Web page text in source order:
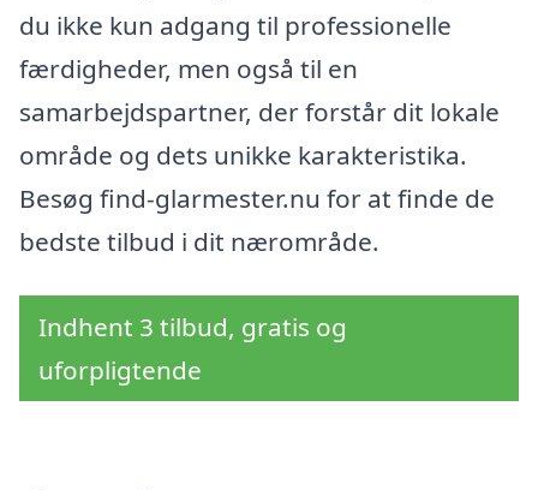
du ikke kun adgang til professionelle
færdigheder, men også til en
samarbejdspartner, der forstår dit lokale
område og dets unikke karakteristika.
Besøg find-glarmester.nu for at finde de
bedste tilbud i dit nærområde.
Indhent 3 tilbud, gratis og
uforpligtende